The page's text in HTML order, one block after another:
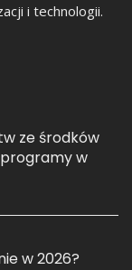
i technologii.
ze środków
w
w 2026?